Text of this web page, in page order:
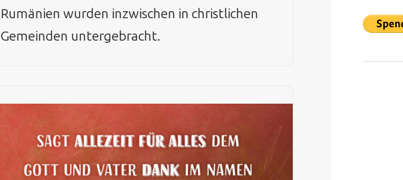
Rumänien wurden inzwischen in christlichen
Gemeinden untergebracht.